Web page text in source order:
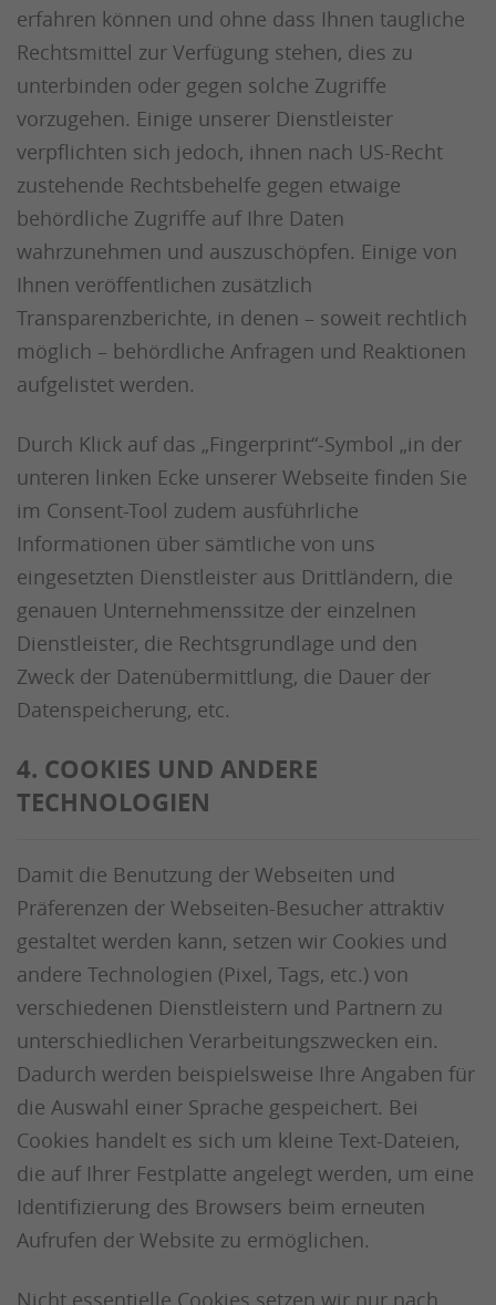
erfahren können und ohne dass Ihnen taugliche
Rechtsmittel zur Verfügung stehen, dies zu
unterbinden oder gegen solche Zugriffe
vorzugehen. Einige unserer Dienstleister
verpflichten sich jedoch, ihnen nach US-Recht
zustehende Rechtsbehelfe gegen etwaige
behördliche Zugriffe auf Ihre Daten
wahrzunehmen und auszuschöpfen. Einige von
Ihnen veröffentlichen zusätzlich
Transparenzberichte, in denen – soweit rechtlich
möglich – behördliche Anfragen und Reaktionen
aufgelistet werden.
Durch Klick auf das „Fingerprint“-Symbol „in der
unteren linken Ecke unserer Webseite finden Sie
im Consent-Tool zudem ausführliche
Informationen über sämtliche von uns
eingesetzten Dienstleister aus Drittländern, die
genauen Unternehmenssitze der einzelnen
Dienstleister, die Rechtsgrundlage und den
Zweck der Datenübermittlung, die Dauer der
Datenspeicherung, etc.
4. COOKIES UND ANDERE
TECHNOLOGIEN
Damit die Benutzung der Webseiten und
Präferenzen der Webseiten-Besucher attraktiv
gestaltet werden kann, setzen wir Cookies und
andere Technologien (Pixel, Tags, etc.) von
verschiedenen Dienstleistern und Partnern zu
unterschiedlichen Verarbeitungszwecken ein.
Dadurch werden beispielsweise Ihre Angaben für
die Auswahl einer Sprache gespeichert. Bei
Cookies handelt es sich um kleine Text-Dateien,
die auf Ihrer Festplatte angelegt werden, um eine
Identifizierung des Browsers beim erneuten
Aufrufen der Website zu ermöglichen.
Nicht essentielle Cookies setzen wir nur nach